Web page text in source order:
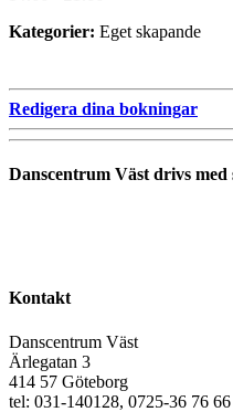
Kategorier: Eget skapande
Redigera dina bokningar
Danscentrum Väst drivs med
Kontakt
Danscentrum Väst
Ärlegatan 3
414 57 Göteborg
tel: 031-140128, 0725-36 76 66